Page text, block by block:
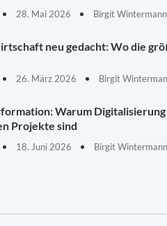
28. Mai 2026 Birgit
neu gedacht: Wo die
26. März 2026 Birgit
Warum
Projekte sind
18. Juni 2026
Birgit